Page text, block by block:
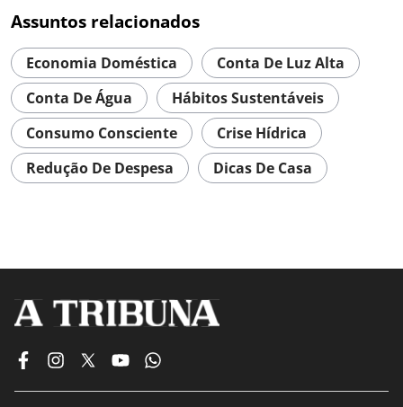
Assuntos relacionados
Economia Doméstica
Conta De Luz Alta
Conta De Água
Hábitos Sustentáveis
Consumo Consciente
Crise Hídrica
Redução De Despesa
Dicas De Casa